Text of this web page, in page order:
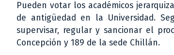
Pueden votar los académicos
de antigüedad en la Universidad.
supervisar, regular y sancionar el
Concepción y 189 de la sede Chillán.